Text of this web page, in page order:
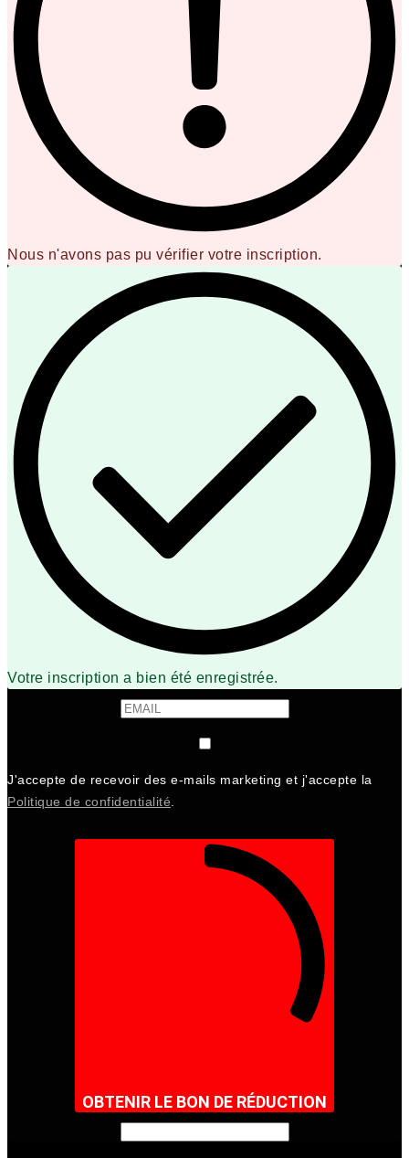
Nous n'avons pas pu vérifier votre inscription.
Votre inscription a bien été enregistrée.
J'accepte de recevoir des e-mails marketing et j'accepte la
Politique de confidentialité
OBTENIR LE BON DE RÉDUCTION